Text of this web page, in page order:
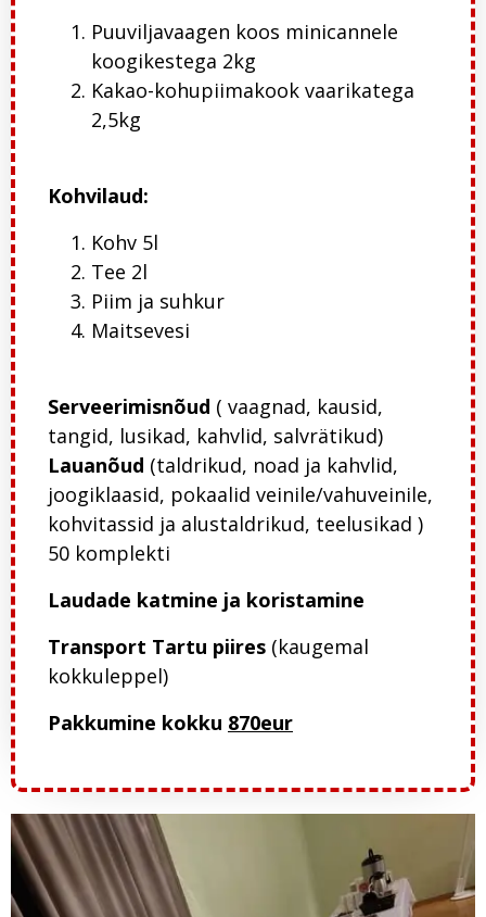
Puuviljavaagen koos minicannele
koogikestega 2kg
Kakao-kohupiimakook vaarikatega
2,5kg
Kohvilaud:
Kohv 5l
Tee 2l
Piim ja suhkur
Maitsevesi
Serveerimisnõud ( vaagnad, kausid,
tangid, lusikad, kahvlid, salvrätikud)
Lauanõud (taldrikud, noad ja kahvlid,
joogiklaasid, pokaalid veinile/vahuveinile,
kohvitassid ja alustaldrikud, teelusikad )
50 komplekti
Laudade katmine ja koristamine
Transport Tartu piires (kaugemal
kokkuleppel)
Pakkumine kokku 870eur